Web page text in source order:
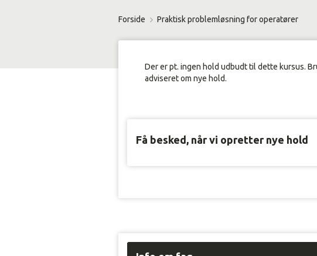
Forside Praktisk problemløsning for operatører
Der er pt. ingen hold udbudt til dette kursus.
adviseret om nye hold.
Få besked, når vi opretter nye hold